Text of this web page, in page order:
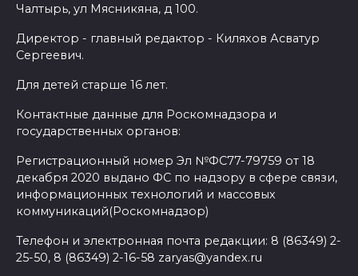
Чалтырь, ул Мясникяна, д 100.
Директор - главный редактор - Киляхов Асватур
Сергеевич.
Для детей старше 16 лет.
Контактные данные для Роскомнадзора и
государственных органов:
Регистрационный номер Эл №ФС77-79759 от 18
декабря 2020 выдано ФС по надзору в сфере связи,
информационных технологий и массовых
коммуникаций(Роскомнадзор)
Телефон и электронная почта редакции: 8 (86349) 2-
25-50, 8 (86349) 2-16-58 zaryas@yandex.ru